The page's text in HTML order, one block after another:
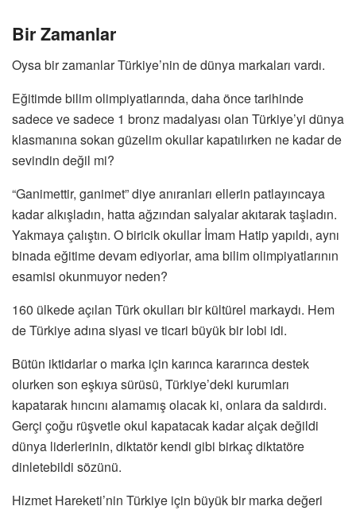
Bir Zamanlar
Oysa bir zamanlar Türkiye’nin de dünya markaları vardı.
Eğitimde bilim olimpiyatlarında, daha önce tarihinde
sadece ve sadece 1 bronz madalyası olan Türkiye’yi dünya
klasmanına sokan güzelim okullar kapatılırken ne kadar de
sevindin değil mi?
“Ganimettir, ganimet” diye anıranları ellerin patlayıncaya
kadar alkışladın, hatta ağzından salyalar akıtarak taşladın.
Yakmaya çalıştın. O biricik okullar İmam Hatip yapıldı, aynı
binada eğitime devam ediyorlar, ama bilim olimpiyatlarının
esamisi okunmuyor neden?
160 ülkede açılan Türk okulları bir kültürel markaydı. Hem
de Türkiye adına siyasi ve ticari büyük bir lobi idi.
Bütün iktidarlar o marka için karınca kararınca destek
olurken son eşkıya sürüsü, Türkiye’deki kurumları
kapatarak hıncını alamamış olacak ki, onlara da saldırdı.
Gerçi çoğu rüşvetle okul kapatacak kadar alçak değildi
dünya liderlerinin, diktatör kendi gibi birkaç diktatöre
dinletebildi sözünü.
Hizmet Hareketi’nin Türkiye için büyük bir marka değeri